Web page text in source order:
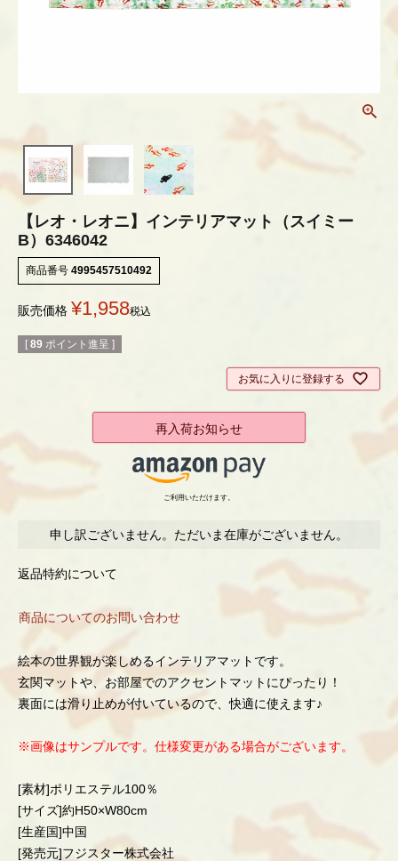
【レオ・レオニ】インテリアマット（スイミー
B）6346042
商品番号 4995457510492
販売価格 ¥1,958税込
[ 89 ポイント進呈 ]
お気に入りに登録する
再入荷お知らせ
ご利用いただけます。
申し訳ございません。ただいま在庫がございません。
返品特約について
商品についてのお問い合わせ
絵本の世界観が楽しめるインテリアマットです。
玄関マットや、お部屋でのアクセントマットにぴったり！
裏面には滑り止めが付いているので、快適に使えます♪
※画像はサンプルです。仕様変更がある場合がございます。
[素材]ポリエステル100％
[サイズ]約H50×W80cm
[生産国]中国
[発売元]フジスター株式会社